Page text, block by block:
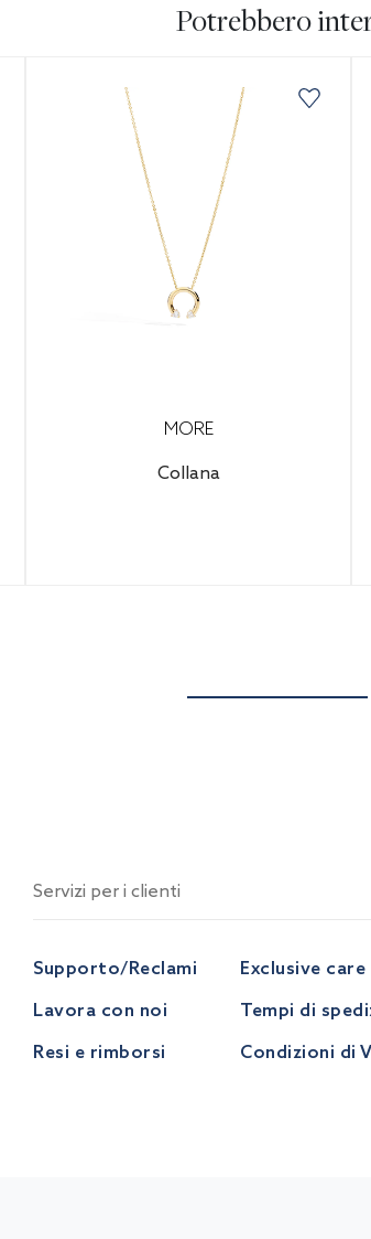
Potrebbero
MORE
Collana
Servizi per i clienti
Supporto/Reclami
Exclusive care
Lavora con noi
Tempi di
Resi e rimborsi
Condizioni di